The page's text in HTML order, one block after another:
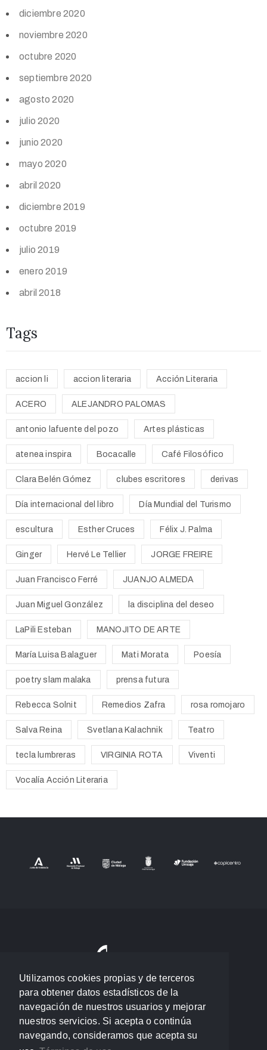
Utilizamos cookies propias y de terceros
para obtener datos estadísticos de la
navegación de nuestros usuarios y mejorar
nuestros servicios. Si acepta o continúa
navegando, consideramos que acepta su
diciembre 2020
noviembre 2020
octubre 2020
septiembre 2020
agosto 2020
julio 2020
junio 2020
mayo 2020
abril 2020
diciembre 2019
octubre 2019
julio 2019
enero 2019
abril 2018
Tags
accion li accion literaria Acción Literaria
ACERO ALEJANDRO PALOMAS
antonio lafuente del pozo Artes plásticas
atenea inspira Bocacalle Café Filosófico
Clara Belén Gómez clubes escritores derivas
Día internacional del libro Día Mundial del Turismo
escultura Esther Cruces Félix J. Palma
Ginger Hervé Le Tellier JORGE FREIRE
Juan Francisco Ferré JUANJO ALMEDA
Juan Miguel González la disciplina del deseo
LaPili Esteban MANOJITO DE ARTE
María Luisa Balaguer Mati Morata Poesía
poetry slam malaka prensa futura
Rebecca Solnit Remedios Zafra rosa romojaro
Salva Reina Svetlana Kalachnik Teatro
tecla lumbreras VIRGINIA ROTA Viventi
Vocalía Acción Literaria